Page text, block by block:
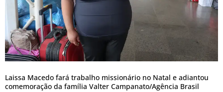
Laissa Macedo fará trabalho missionário no Natal e adiantou
comemoração da família Valter Campanato/Agência Brasil